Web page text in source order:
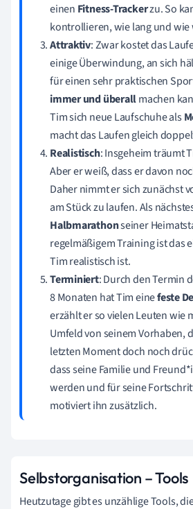
einen Fitness-Trackerzu. So
kontrollieren, wie lang und wie
Attraktiv: Zwar kostet das
einige Überwindung, an sich
für einen sehr praktischen
immer und überallmachen
Tim sich neue Laufschuhe als
macht das Laufen gleich
Realistisch: Insgeheim träumt
Aber er weiß, dass er davon
Daher nimmt er sich zunächst
am Stück zu laufen. Als
Halbmarathonseiner
regelmäßigem Training ist das
Tim realistisch ist.
Terminiert: Durch den Termin
8 Monaten hat Tim einefeste
erzählt er so vielen Leuten wie
Umfeld von seinem Vorhaben,
letzten Moment doch noch
dass seine Familie und
werden und für seine
motiviert ihn zusätzlich.
Selbstorganisation – Tools
Heutzutage gibt es unzählige Tools,